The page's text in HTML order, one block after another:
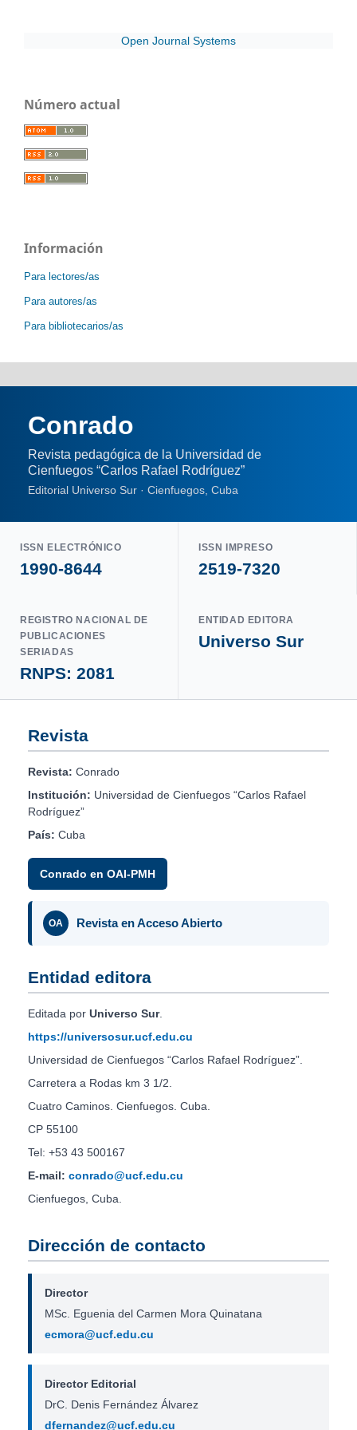
Open Journal Systems
Número actual
Información
Para lectores/as
Para autores/as
Para bibliotecarios/as
Conrado
Revista pedagógica de la Universidad de
Cienfuegos “Carlos Rafael Rodríguez”
Editorial Universo Sur · Cienfuegos, Cuba
ISSN ELECTRÓNICO
1990-8644
ISSN IMPRESO
2519-7320
REGISTRO NACIONAL DE
PUBLICACIONES
SERIADAS
RNPS: 2081
ENTIDAD EDITORA
Universo Sur
Revista
Revista: Conrado
Institución: Universidad de Cienfuegos “Carlos Rafael
Rodríguez”
País: Cuba
Conrado en OAI-PMH
OA Revista en Acceso Abierto
Entidad editora
Editada por Universo Sur.
https://universosur.ucf.edu.cu
Universidad de Cienfuegos “Carlos Rafael Rodríguez”.
Carretera a Rodas km 3 1/2.
Cuatro Caminos. Cienfuegos. Cuba.
CP 55100
Tel: +53 43 500167
E-mail: conrado@ucf.edu.cu
Cienfuegos, Cuba.
Dirección de contacto
Director
MSc. Eguenia del Carmen Mora Quinatana
ecmora@ucf.edu.cu
Director Editorial
DrC. Denis Fernández Álvarez
dfernandez@ucf.edu.cu